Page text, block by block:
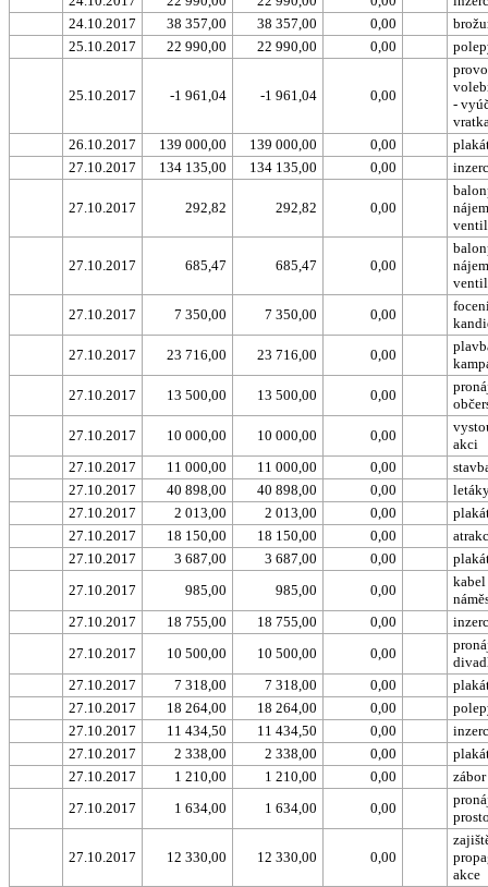
24.10.2017
38 357,00 38 357,00 0,00
25.10.2017
22 990,00 22 990,00 0,00
25.10.2017 -1 961,04 -1 961,04 0,00
-
26.10.2017
139 000,00 139 000,00 0,00
27.10.2017
134 135,00 134 135,00 0,00
27.10.2017 292,82 292,82 0,00
27.10.2017 685,47 685,47 0,00
27.10.2017
7 350,00 7 350,00 0,00
27.10.2017
23 716,00 23 716,00 0,00
27.10.2017
13 500,00 13 500,00 0,00
27.10.2017
10 000,00 10 000,00 0,00
akci
27.10.2017
11 000,00 11 000,00 0,00
27.10.2017
40 898,00 40 898,00 0,00
27.10.2017
2 013,00 2 013,00 0,00
27.10.2017
18 150,00 18 150,00 0,00
27.10.2017
3 687,00 3 687,00 0,00
27.10.2017
985,00 985,00 0,00
kabel
27.10.2017
18 755,00 18 755,00 0,00
27.10.2017
10 500,00 10 500,00 0,00
27.10.2017
7 318,00 7 318,00 0,00
27.10.2017
18 264,00 18 264,00 0,00
27.10.2017
11 434,50 11 434,50 0,00
27.10.2017
2 338,00 2 338,00 0,00
27.10.2017
1 210,00 1 210,00 0,00
zábor
27.10.2017
1 634,00 1 634,00 0,00
27.10.2017 12 330,00 12 330,00 0,00
akce